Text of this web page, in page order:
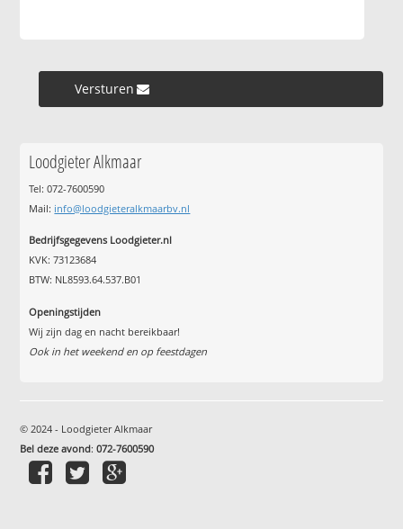
Versturen »
Loodgieter Alkmaar
Tel: 072-7600590
Mail: info@loodgieteralkmaarbv.nl
Bedrijfsgegevens Loodgieter.nl
KVK: 73123684
BTW: NL8593.64.537.B01
Openingstijden
Wij zijn dag en nacht bereikbaar!
Ook in het weekend en op feestdagen
© 2024 - Loodgieter Alkmaar
Bel deze avond:072-7600590